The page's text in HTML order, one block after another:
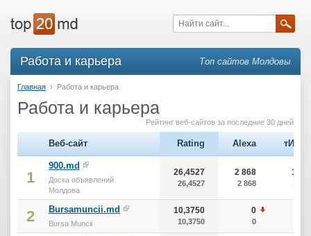
Работа и карьера Топ сайтов Молдовы
Главная › Работа и карьера
Работа и карьера
Рейтинг веб-сайтов за последние 30 дней
Веб-сайт Rating Alexa тИЦ
1
900.md
Доска объявлений
Молдова
26,4527
26,4527
2 868
2 868
10
10
2 Bursamuncii.md
Bursa Muncii
10,3750
10,3750
0
0